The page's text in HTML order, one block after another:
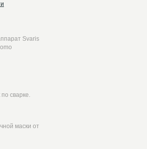
Svaris
по сварке.
маски от